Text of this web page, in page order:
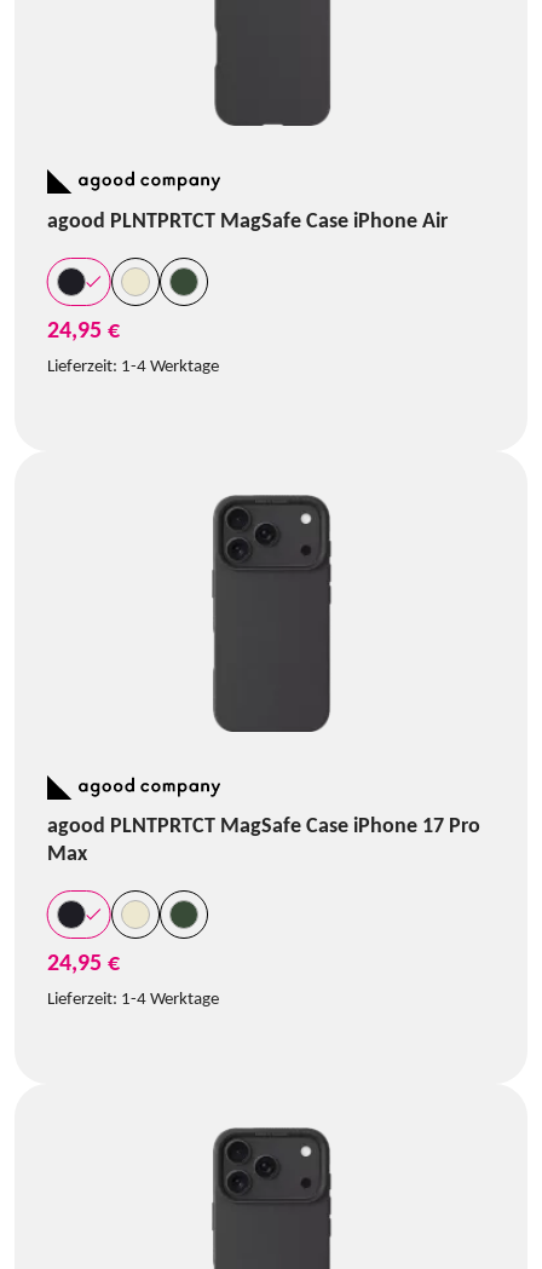
agood PLNTPRTCT MagSafe Case iPhone Air
24,95 €
Lieferzeit: 1-4 Werktage
agood PLNTPRTCT MagSafe Case iPhone 17 Pro
Max
24,95 €
Lieferzeit: 1-4 Werktage